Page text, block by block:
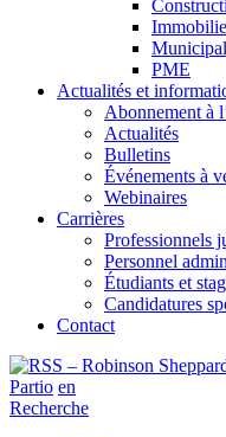
Municipal
PME
Actualités et
Abonnement à
Actualités
Bulletins
Événements à
Webinaires
Carrières
Professionnels
Personnel
Étudiants et
Candidatures
Contact
Partio en
Recherche